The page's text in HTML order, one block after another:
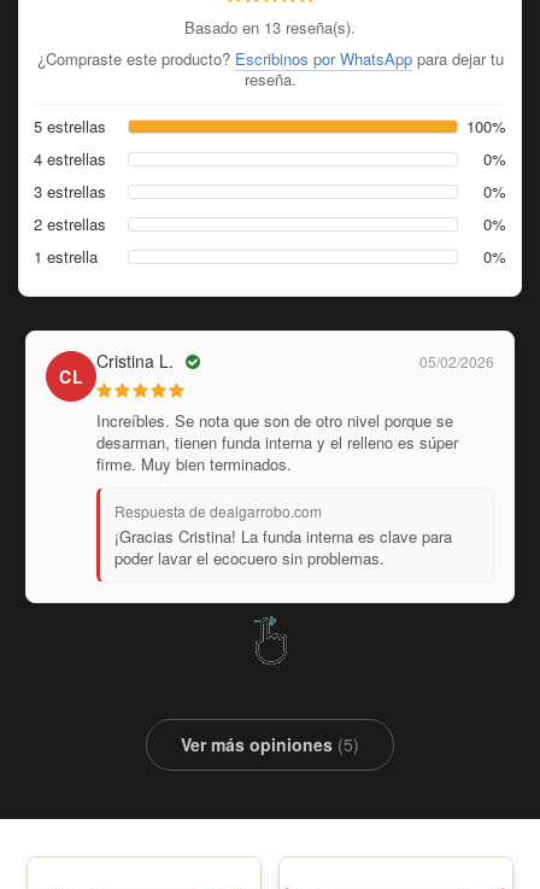
Basado en 13 reseña(s).
¿Compraste este producto? Escribinos por WhatsApppara dejar tu
reseña.
5 estrellas
100%
4 estrellas
0%
3 estrellas
0%
2 estrellas
0%
1 estrella
0%
JW
Julián W. 28/01/2026
Nada que ver con los almohadones que andan dando
vuelta por ahí. Son bien rellenos y la calidad es muy
zarpada, tienen doble costura y todo como debe ser.
Respuesta de dealgarrobo.com
Nos esforzamos mucho en las costuras para que
aguanten el uso diario. ¡Gracias por el comentario!
Ver más opiniones (5)